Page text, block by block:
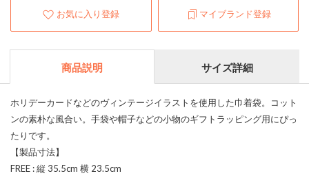
お気に入り登録 マイブランド登録
商品説明 サイズ詳細
ホリデーカードなどのヴィンテージイラストを使用した巾着袋。コット
ンの素朴な風合い。手袋や帽子などの小物のギフトラッピング用にぴっ
たりです。
【製品寸法】
FREE : 縦 35.5cm 横 23.5cm